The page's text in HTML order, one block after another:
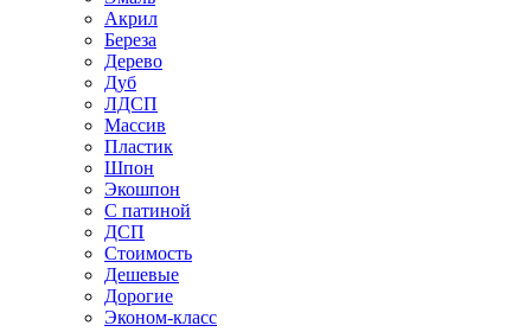
Акрил
Береза
Дерево
Дуб
ЛДСП
Массив
Пластик
Шпон
Экошпон
С патиной
ДСП
Стоимость
Дешевые
Дорогие
Эконом-класс